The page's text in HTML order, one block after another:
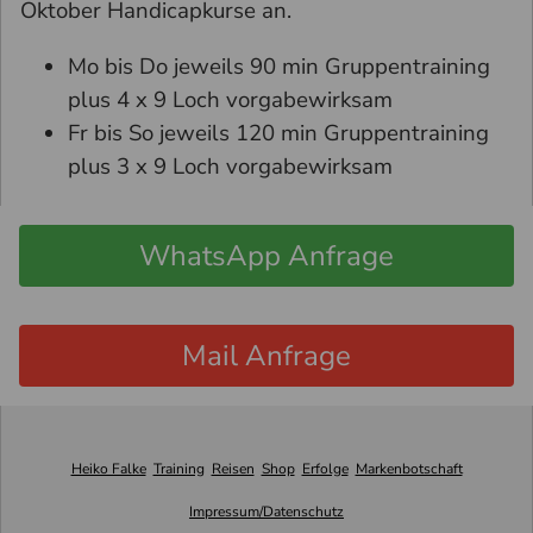
Oktober Handicapkurse an.
Mo bis Do jeweils 90 min Gruppentraining
plus 4 x 9 Loch vorgabewirksam
Fr bis So jeweils 120 min Gruppentraining
plus 3 x 9 Loch vorgabewirksam
WhatsApp Anfrage
Mail Anfrage
Heiko Falke Training Reisen Shop Erfolge Markenbotschaft
Impressum/Datenschutz